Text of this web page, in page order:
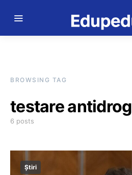
BROWSING TAG
testare antidrog
6 posts
Știri